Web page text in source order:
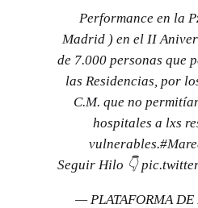
Performance en la
Madrid ) en el II
de 7.000 personas que
las Residencias, por
C.M. que no
hospitales a lxs
vulnerables.
Seguir Hilo 👇
— PLATAFORMA DE